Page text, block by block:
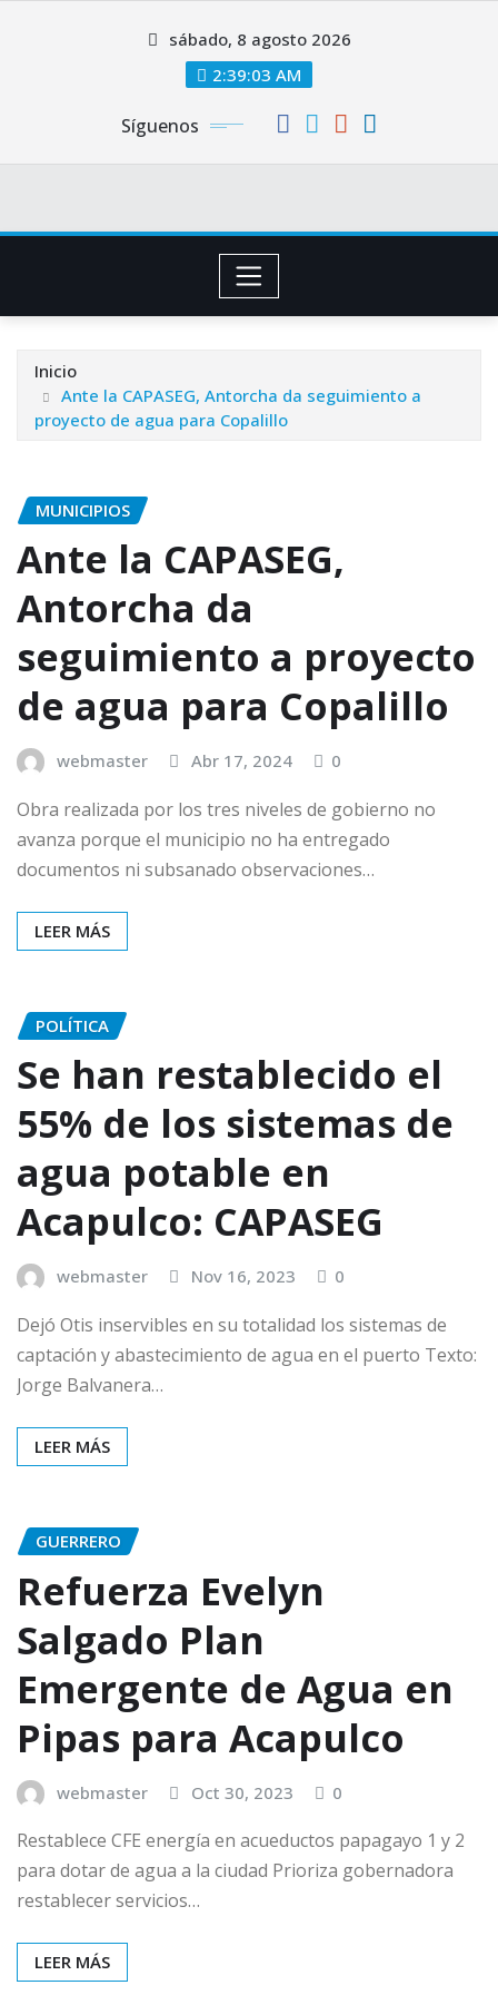
sábado, 8 agosto 2026
2:39:04 AM
Síguenos
Inicio
Ante la CAPASEG, Antorcha da seguimiento a
proyecto de agua para Copalillo
MUNICIPIOS
Ante la CAPASEG,
Antorcha da
seguimiento a proyecto
de agua para Copalillo
webmaster Abr 17, 2024 0
Obra realizada por los tres niveles de gobierno no
avanza porque el municipio no ha entregado
documentos ni subsanado observaciones…
LEER MÁS
POLÍTICA
Se han restablecido el
55% de los sistemas de
agua potable en
Acapulco: CAPASEG
webmaster Nov 16, 2023 0
Dejó Otis inservibles en su totalidad los sistemas de
captación y abastecimiento de agua en el puerto Texto:
Jorge Balvanera…
LEER MÁS
GUERRERO
Refuerza Evelyn
Salgado Plan
Emergente de Agua en
Pipas para Acapulco
webmaster Oct 30, 2023 0
Restablece CFE energía en acueductos papagayo 1 y 2
para dotar de agua a la ciudad Prioriza gobernadora
restablecer servicios…
LEER MÁS